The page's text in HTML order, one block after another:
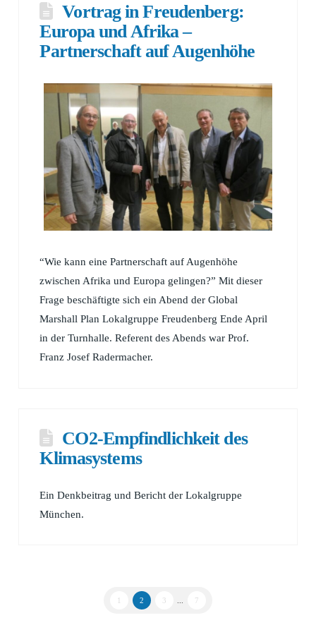
Vortrag in Freudenberg:
Europa und Afrika –
Partnerschaft auf Augenhöhe
“Wie kann eine Partnerschaft auf Augenhöhe
zwischen Afrika und Europa gelingen?” Mit dieser
Frage beschäftigte sich ein Abend der Global
Marshall Plan Lokalgruppe Freudenberg Ende April
in der Turnhalle. Referent des Abends war Prof.
Franz Josef Radermacher.
CO2-Empfindlichkeit des
Klimasystems
Ein Denkbeitrag und Bericht der Lokalgruppe
München.
2 3 7